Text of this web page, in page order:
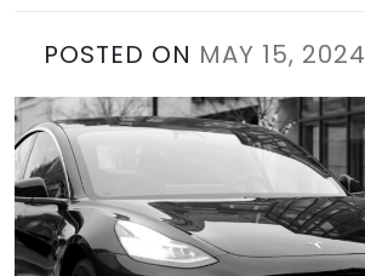
POSTED ON MAY 15, 2024